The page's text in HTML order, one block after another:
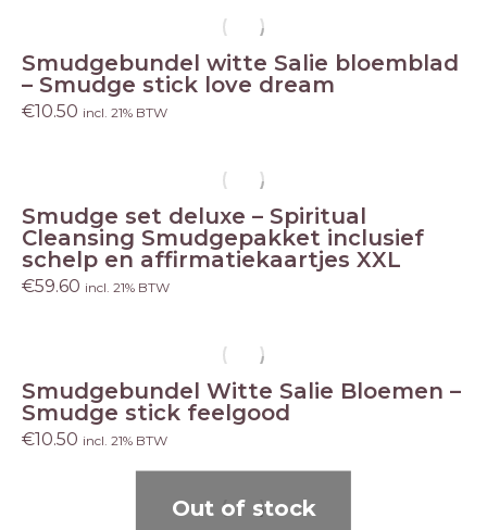
Smudgebundel witte Salie bloemblad
– Smudge stick love dream
€10.50 incl. 21% BTW
Smudge set deluxe – Spiritual
Cleansing Smudgepakket inclusief
schelp en affirmatiekaartjes XXL
€59.60 incl. 21% BTW
Smudgebundel Witte Salie Bloemen –
Smudge stick feelgood
€10.50 incl. 21% BTW
Out of stock